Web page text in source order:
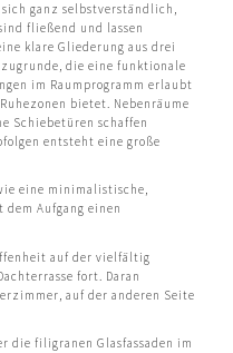
sich ganz selbstverständlich,
fließend und lassen
klare Gliederung aus drei
die eine funktionale
im Raumprogramm erlaubt
bietet. Nebenräume
Schiebetüren schaffen
entsteht eine große
eine minimalistische,
Aufgang einen
auf der vielfältig
fort. Daran
auf der anderen Seite
filigranen Glasfassaden im